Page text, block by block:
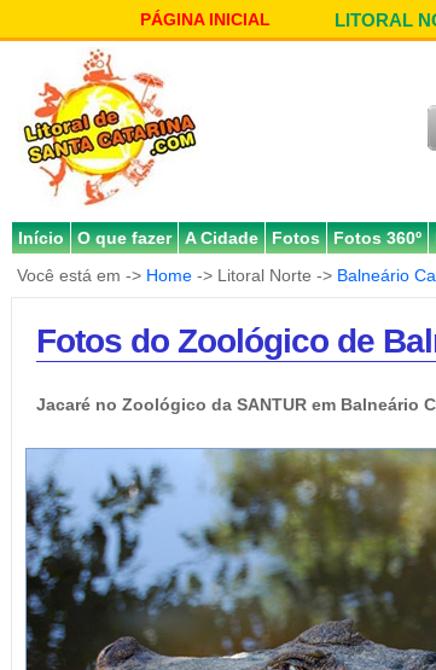
PÁGINA INICIAL LITORAL
Início O que fazer A Cidade Fotos Fotos 360º
Você está em -> Home -> Litoral Norte -> Balneário
Fotos do Zoológico de
Jacaré no Zoológico da SANTUR em Balneário